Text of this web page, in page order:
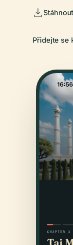
Přidejte se